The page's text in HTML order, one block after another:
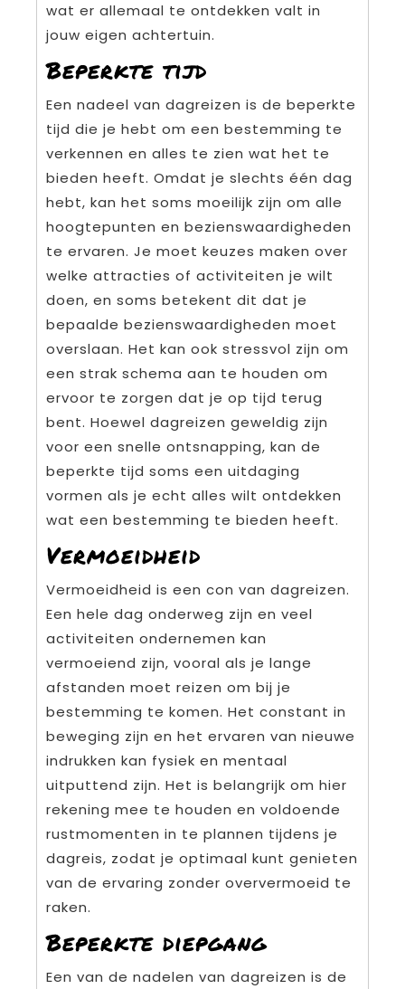
wat er allemaal te ontdekken valt in
jouw eigen achtertuin.
Beperkte tijd
Een nadeel van dagreizen is de beperkte
tijd die je hebt om een bestemming te
verkennen en alles te zien wat het te
bieden heeft. Omdat je slechts één dag
hebt, kan het soms moeilijk zijn om alle
hoogtepunten en bezienswaardigheden
te ervaren. Je moet keuzes maken over
welke attracties of activiteiten je wilt
doen, en soms betekent dit dat je
bepaalde bezienswaardigheden moet
overslaan. Het kan ook stressvol zijn om
een strak schema aan te houden om
ervoor te zorgen dat je op tijd terug
bent. Hoewel dagreizen geweldig zijn
voor een snelle ontsnapping, kan de
beperkte tijd soms een uitdaging
vormen als je echt alles wilt ontdekken
wat een bestemming te bieden heeft.
Vermoeidheid
Vermoeidheid is een con van dagreizen.
Een hele dag onderweg zijn en veel
activiteiten ondernemen kan
vermoeiend zijn, vooral als je lange
afstanden moet reizen om bij je
bestemming te komen. Het constant in
beweging zijn en het ervaren van nieuwe
indrukken kan fysiek en mentaal
uitputtend zijn. Het is belangrijk om hier
rekening mee te houden en voldoende
rustmomenten in te plannen tijdens je
dagreis, zodat je optimaal kunt genieten
van de ervaring zonder oververmoeid te
raken.
Beperkte diepgang
Een van de nadelen van dagreizen is de